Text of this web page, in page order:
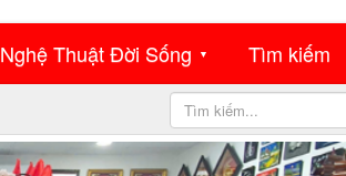
Nghệ Thuật Đời Sống ▼ Tìm kiếm